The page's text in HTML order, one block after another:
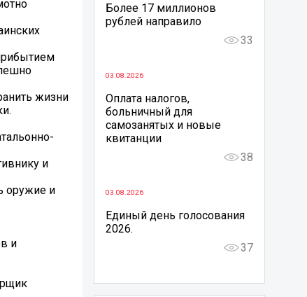
жизни
и
оружие и
и
Более 17 миллионов
рублей направило
33
03.08.2026
Оплата налогов,
больничный для
самозанятых и новые
квитанции
38
03.08.2026
Единый день голосования
2026.
37